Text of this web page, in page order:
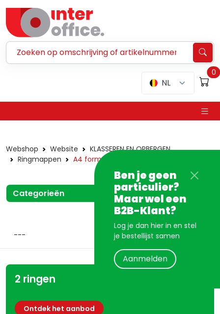
NL
0
Ben je geen
particulier?
Maar wel een
B2B-Klant?
Log je dan hier in en stel
je bestellijst samen
Aanmelden
Webshop Website
KLASSEREN EN OPBERGEN
Ringmappen
A4 formaat
Categorieën
2 ringen
Ontdek het aanbod